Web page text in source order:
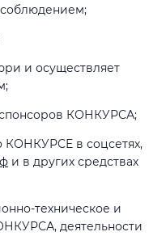
соблюдением;
и осуществляет
спонсоров КОНКУРСА;
КОНКУРСЕ в соцсетях,
и в других средствах
техническое и
деятельности